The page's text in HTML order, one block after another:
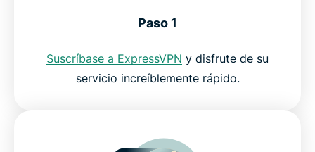
Paso 1
Suscríbase a ExpressVPN y disfrute de su
servicio increíblemente rápido.